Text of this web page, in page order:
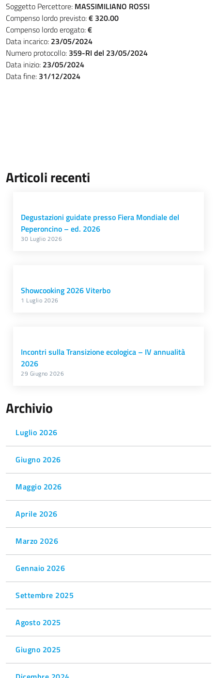
Soggetto Percettore: MASSIMILIANO ROSSI
Compenso lordo previsto:€ 320.00
Compenso lordo erogato:€
Data incarico: 23/05/2024
Numero protocollo: 359-RI del 23/05/2024
Data inizio: 23/05/2024
Data fine: 31/12/2024
Articoli recenti
Degustazioni guidate presso Fiera Mondiale del
Peperoncino – ed. 2026
30 Luglio 2026
Showcooking 2026 Viterbo
1 Luglio 2026
Incontri sulla Transizione ecologica – IV annualità
2026
29 Giugno 2026
Archivio
Luglio 2026
Giugno 2026
Maggio 2026
Aprile 2026
Marzo 2026
Gennaio 2026
Settembre 2025
Agosto 2025
Giugno 2025